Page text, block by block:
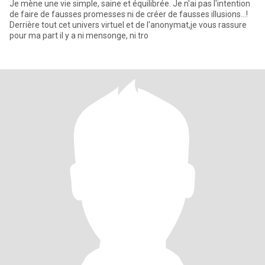
Je mène une vie simple, saine et équilibrée. Je n'ai pas l'intention
de faire de fausses promesses ni de créer de fausses illusions...!
Derrière tout cet univers virtuel et de l'anonymat,je vous rassure
pour ma part il y a ni mensonge, ni tro